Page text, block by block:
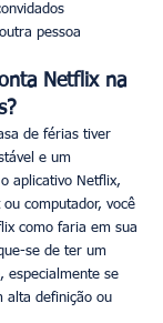
pessoa
Netflix na
de férias tiver
e um
aplicativo Netflix,
computador, você
como faria em sua
se de ter um
especialmente se
alta definição ou